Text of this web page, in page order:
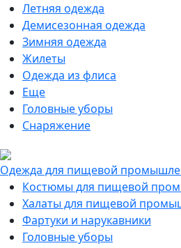
Летняя одежда
Демисезонная одежда
Зимняя одежда
Жилеты
Одежда из флиса
Еще
Головные уборы
Снаряжение
Одежда для пищевой
Костюмы для пищевой
Халаты для пищевой
Фартуки и нарукавники
Головные уборы